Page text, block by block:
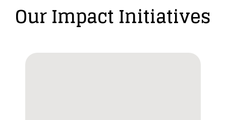
Our Impact Initiatives